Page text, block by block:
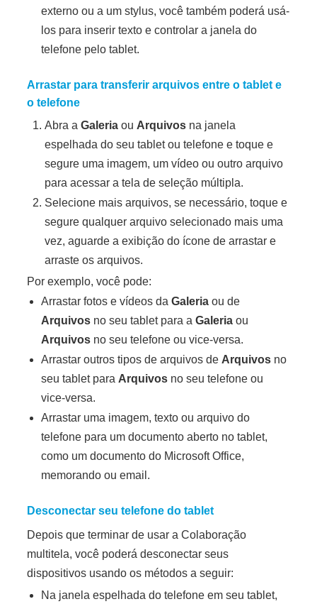
externo ou a um stylus, você também poderá usá-
los para inserir texto e controlar a janela do
telefone pelo tablet.
Arrastar para transferir arquivos entre o tablet e
o telefone
Abra aGaleria ou Arquivos na janela
espelhada do seu tablet ou telefone e toque e
segure uma imagem, um vídeo ou outro arquivo
para acessar a tela de seleção múltipla.
Selecione mais arquivos, se necessário, toque e
segure qualquer arquivo selecionado mais uma
vez, aguarde a exibição do ícone de arrastar e
arraste os arquivos.
Por exemplo, você pode:
Arrastar fotos e vídeos daGaleria ou de
Arquivos no seu tablet para aGaleria ou
Arquivos no seu telefone ou vice-versa.
Arrastar outros tipos de arquivos de Arquivos no
seu tablet para Arquivos no seu telefone ou
vice-versa.
Arrastar uma imagem, texto ou arquivo do
telefone para um documento aberto no tablet,
como um documento do Microsoft Office,
memorando ou email.
Desconectar seu telefone do tablet
Depois que terminar de usar a Colaboração
multitela, você poderá desconectar seus
dispositivos usando os métodos a seguir:
Na janela espelhada do telefone em seu tablet,